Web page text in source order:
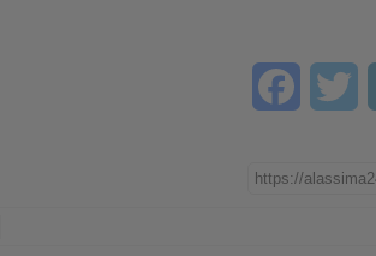
LinkedIn
Twitter